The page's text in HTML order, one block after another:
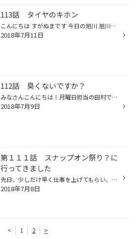
113話 タイヤのキホン
こんにちは すがぬまです 今日の旭川 旭川は連日雨雨雨、やっと晴れ間が出ました 先日、旭川も水害にあった地域もあります 連日テレビニュースでもやってます災害も大変な被害に見舞われています お見舞い申し上げます さて、当店はタイヤ館 タイヤのお話をします タイヤは黒くて丸くて、色んなメー...
2018年7月11日
112話 臭くないですか？
みなさんこんにちは！月曜日担当の田村です！ 最近ようやく暑くなってきましたね！ お車のエアコン、臭わないですか？ これが原因かもしれませんよ！ 近づいてみると かなり埃とかゴミとか詰まってますね～ この空気が車内に入ってくるんですよ！ 体にもよくないですね！ 気になった方は是非ご来店...
2018年7月9日
第１１１話 スナップオン祭り？に
行ってきました
先日、少しだけ早く仕事を上げてもらい、スナップオンの在庫一掃セールに行ってきましたヽ(^o^)丿 かなりの工具を展示しておりまして、中には訳あり品などで、格安の工具もチラホラ・・・・。 結果・・・・買っちゃいました！(笑) 大した金額ではないのですが、ずっと欲しかったレンチが、パッケー...
2018年7月8日
< 1 2 >